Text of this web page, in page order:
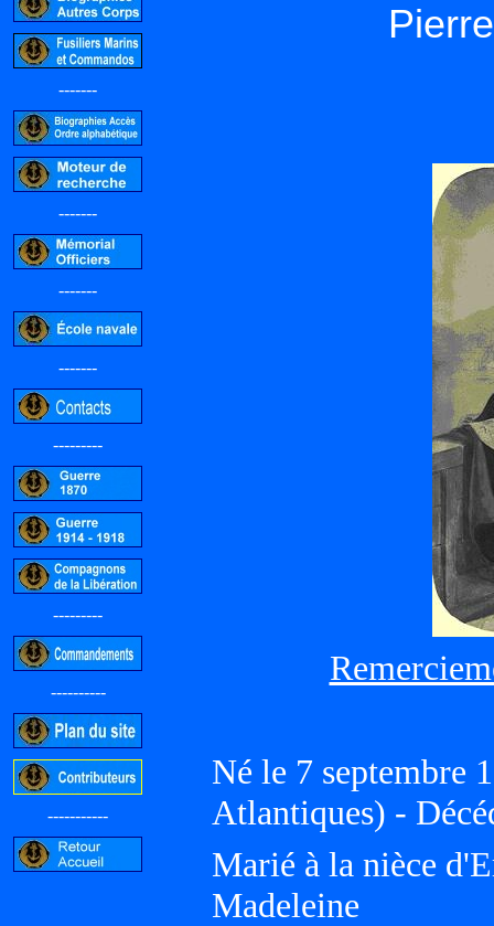
-------
-------
-------
-------
---------
---------
----------
-----------
Né le 7 septembre
Atlantiques) -
Marié à la nièce
Madeleine